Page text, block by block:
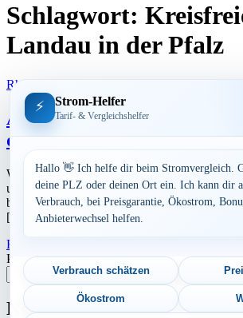
Schlagwort:
Landau in der Pfalz
Rheinland-Pfalz
Aktuelle Strompreise in
der Pfalz
Werbung Den aktuellen Strompreis in 76829
und die ungefährend Kosten bei
berechnen lassen. Preisvergleich: powered by
[…]
Read More
Postleitzahl eingeben
Suchen
Neu berechnet
⚡ Strom-Helfer
Tarif- & Vergleichshelfer
Hallo 👋 Ich helfe dir beim Stromvergleich.
deine PLZ oder deinen Ort ein. Ich kann dir
Verbrauch, bei Preisgarantie, Ökostrom,
Anbieterwechsel helfen.
Verbrauch schätzen
Ökostrom